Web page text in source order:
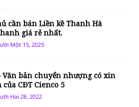
cần bán Liền kề Thanh Hà
giá rẻ nhất.
Một 15, 2025
Văn bản chuyển nhượng có xin
CĐT Cienco 5
Hai 28, 2022